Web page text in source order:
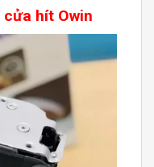
cửa hít Owin